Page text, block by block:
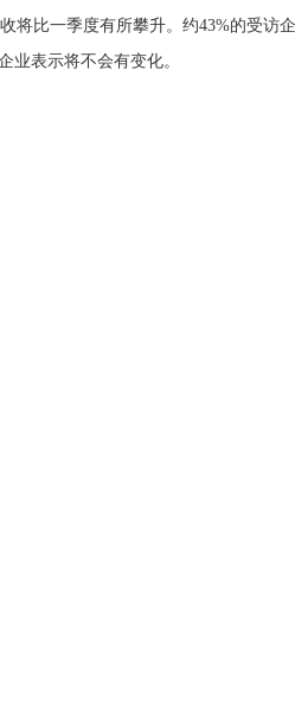
将比一季度有所攀升。约43%的受访
业表示将不会有变化。